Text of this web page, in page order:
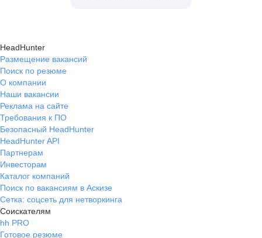
HeadHunter
Размещение вакансий
Поиск по резюме
О компании
Наши вакансии
Реклама на сайте
Требования к ПО
Безопасный HeadHunter
HeadHunter API
Партнерам
Инвесторам
Каталог компаний
Поиск по вакансиям в Аскизе
Сетка: соцсеть для нетворкинга
Соискателям
hh PRO
Готовое резюме